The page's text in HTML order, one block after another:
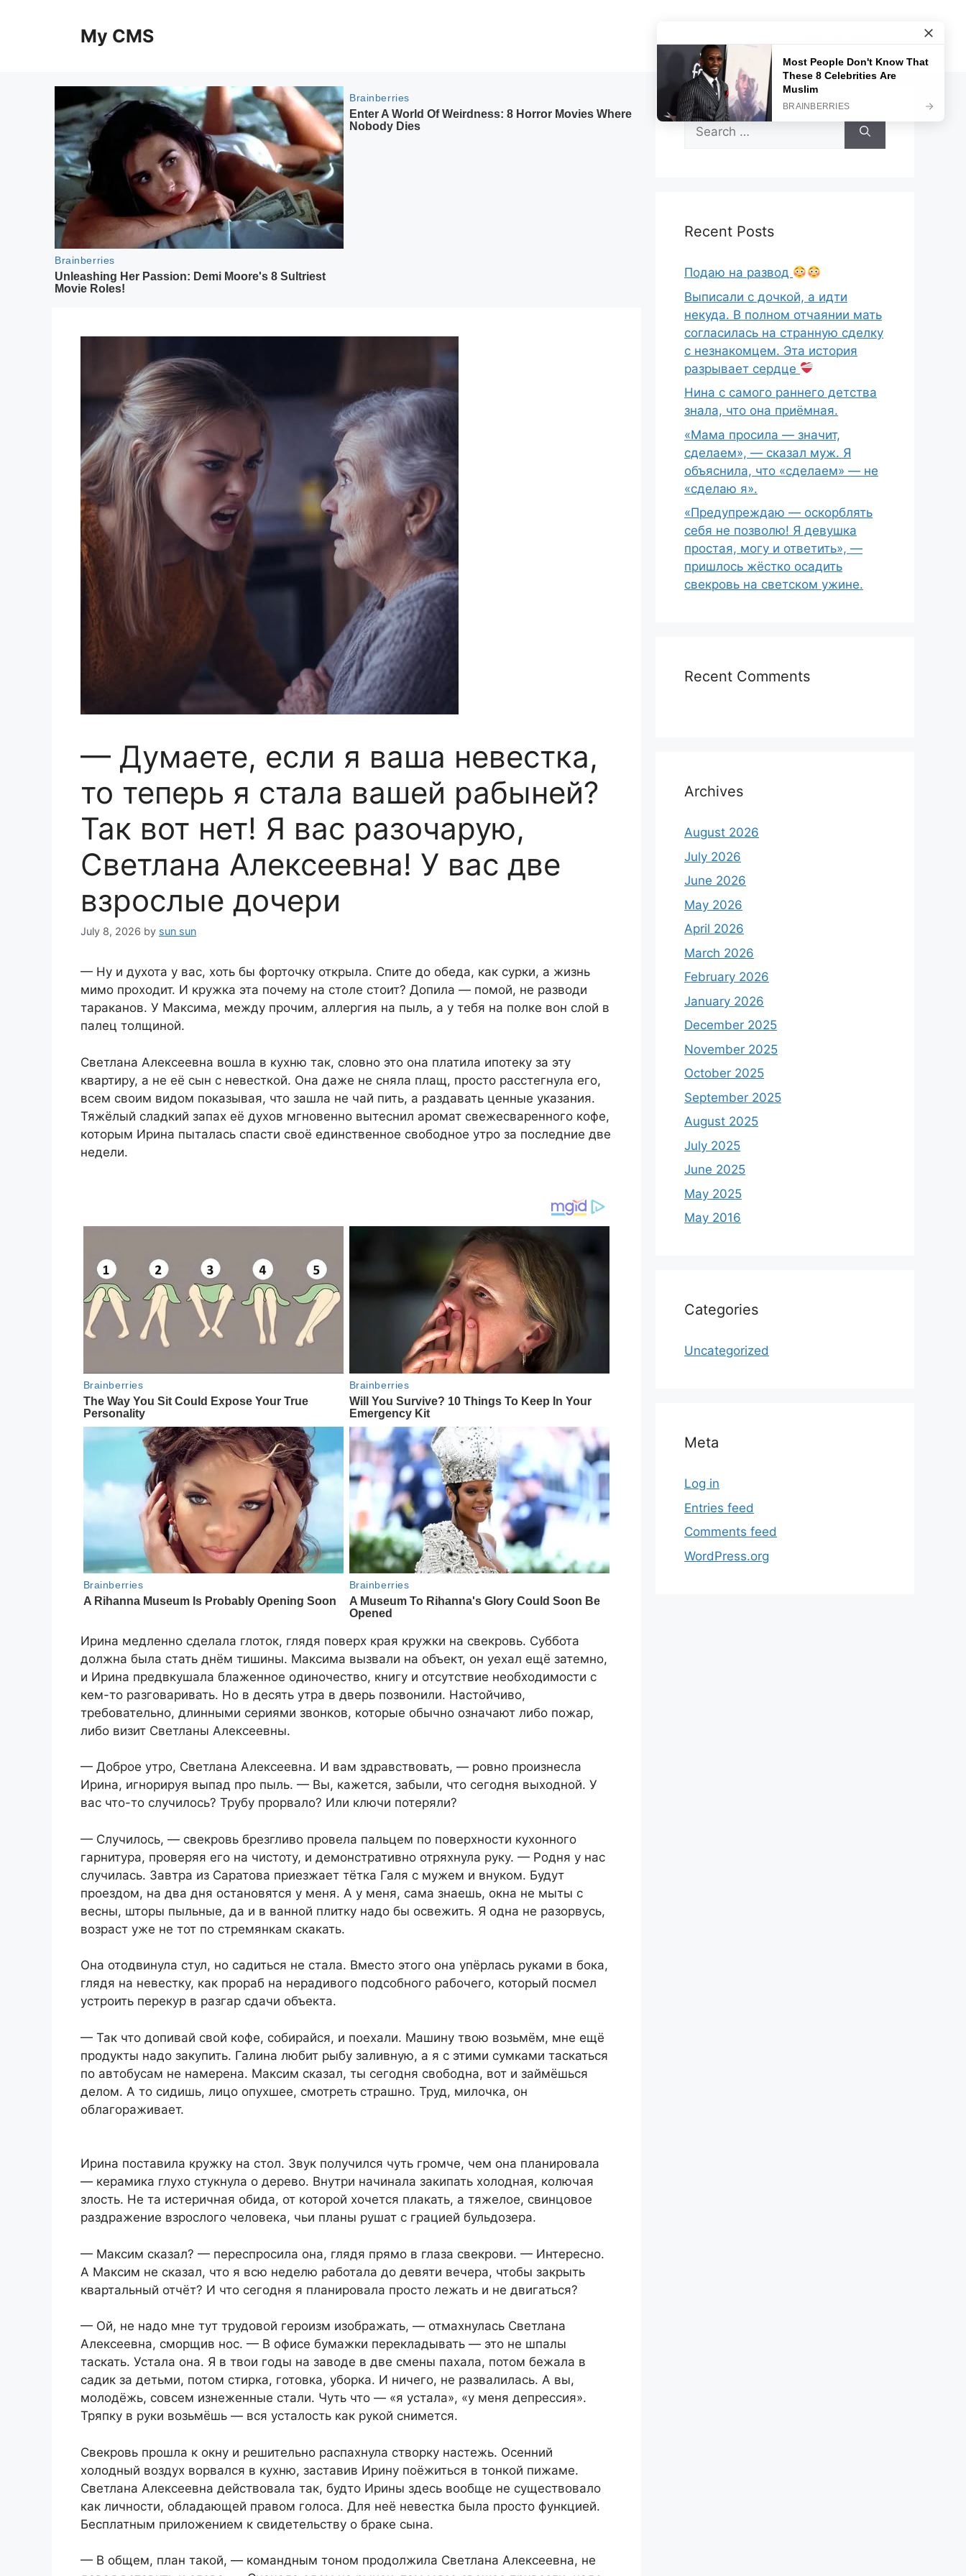
My CMS
— Думаете, если я ваша невестка,
то теперь я стала вашей рабыней?
Так вот нет! Я вас разочарую,
Светлана Алексеевна! У вас две
взрослые дочери
July 8, 2026 by sun sun
— Ну и духота у вас, хоть бы форточку открыла. Спите до обеда, как сурки, а жизнь
мимо проходит. И кружка эта почему на столе стоит? Допила — помой, не разводи
тараканов. У Максима, между прочим, аллергия на пыль, а у тебя на полке вон слой в
палец толщиной.
Светлана Алексеевна вошла в кухню так, словно это она платила ипотеку за эту
квартиру, а не её сын с невесткой. Она даже не сняла плащ, просто расстегнула его,
всем своим видом показывая, что зашла не чай пить, а раздавать ценные указания.
Тяжёлый сладкий запах её духов мгновенно вытеснил аромат свежесваренного кофе,
которым Ирина пыталась спасти своё единственное свободное утро за последние две
недели.
Ирина медленно сделала глоток, глядя поверх края кружки на свекровь. Суббота
должна была стать днём тишины. Максима вызвали на объект, он уехал ещё затемно,
и Ирина предвкушала блаженное одиночество, книгу и отсутствие необходимости с
кем-то разговаривать. Но в десять утра в дверь позвонили. Настойчиво,
требовательно, длинными сериями звонков, которые обычно означают либо пожар,
либо визит Светланы Алексеевны.
— Доброе утро, Светлана Алексеевна. И вам здравствовать, — ровно произнесла
Ирина, игнорируя выпад про пыль. — Вы, кажется, забыли, что сегодня выходной. У
вас что-то случилось? Трубу прорвало? Или ключи потеряли?
— Случилось, — свекровь брезгливо провела пальцем по поверхности кухонного
гарнитура, проверяя его на чистоту, и демонстративно отряхнула руку. — Родня у нас
случилась. Завтра из Саратова приезжает тётка Галя с мужем и внуком. Будут
проездом, на два дня остановятся у меня. А у меня, сама знаешь, окна не мыты с
весны, шторы пыльные, да и в ванной плитку надо бы освежить. Я одна не разорвусь,
возраст уже не тот по стремянкам скакать.
Она отодвинула стул, но садиться не стала. Вместо этого она упёрлась руками в бока,
глядя на невестку, как прораб на нерадивого подсобного рабочего, который посмел
устроить перекур в разгар сдачи объекта.
— Так что допивай свой кофе, собирайся, и поехали. Машину твою возьмём, мне ещё
продукты надо закупить. Галина любит рыбу заливную, а я с этими сумками таскаться
по автобусам не намерена. Максим сказал, ты сегодня свободна, вот и займёшься
делом. А то сидишь, лицо опухшее, смотреть страшно. Труд, милочка, он
облагораживает.
Ирина поставила кружку на стол. Звук получился чуть громче, чем она планировала
— керамика глухо стукнула о дерево. Внутри начинала закипать холодная, колючая
злость. Не та истеричная обида, от которой хочется плакать, а тяжелое, свинцовое
раздражение взрослого человека, чьи планы рушат с грацией бульдозера.
— Максим сказал? — переспросила она, глядя прямо в глаза свекрови. — Интересно.
А Максим не сказал, что я всю неделю работала до девяти вечера, чтобы закрыть
квартальный отчёт? И что сегодня я планировала просто лежать и не двигаться?
— Ой, не надо мне тут трудовой героизм изображать, — отмахнулась Светлана
Алексеевна, сморщив нос. — В офисе бумажки перекладывать — это не шпалы
таскать. Устала она. Я в твои годы на заводе в две смены пахала, потом бежала в
садик за детьми, потом стирка, готовка, уборка. И ничего, не развалилась. А вы,
молодёжь, совсем изнеженные стали. Чуть что — «я устала», «у меня депрессия».
Тряпку в руки возьмёшь — вся усталость как рукой снимется.
Свекровь прошла к окну и решительно распахнула створку настежь. Осенний
холодный воздух ворвался в кухню, заставив Ирину поёжиться в тонкой пижаме.
Светлана Алексеевна действовала так, будто Ирины здесь вообще не существовало
как личности, обладающей правом голоса. Для неё невестка была просто функцией.
Бесплатным приложением к свидетельству о браке сына.
— В общем, план такой, — командным тоном продолжила Светлана Алексеевна, не
Search
for:
Recent Posts
Подаю на развод
Выписали с дочкой, а идти
некуда. В полном отчаянии мать
согласилась на странную сделку
с незнакомцем. Эта история
разрывает сердце
Нина с самого раннего детства
знала, что она приёмная.
«Мама просила — значит,
сделаем», — сказал муж. Я
объяснила, что «сделаем» — не
«сделаю я».
«Предупреждаю — оскорблять
себя не позволю! Я девушка
простая, могу и ответить», —
пришлось жёстко осадить
свекровь на светском ужине.
Recent Comments
Archives
August 2026
July 2026
June 2026
May 2026
April 2026
March 2026
February 2026
January 2026
December 2025
November 2025
October 2025
September 2025
August 2025
July 2025
June 2025
May 2025
May 2016
Categories
Uncategorized
Meta
Log in
Entries feed
Comments feed
WordPress.org